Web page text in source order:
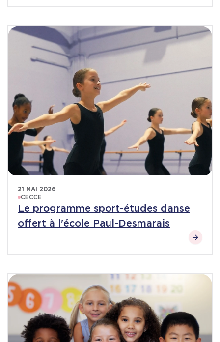
21 MAI 2026
CECCE
Le programme sport-études danse
offert à l'école Paul-Desmarais